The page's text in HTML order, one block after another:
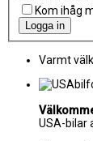
Kom ihåg
Varmt
USA-bilar